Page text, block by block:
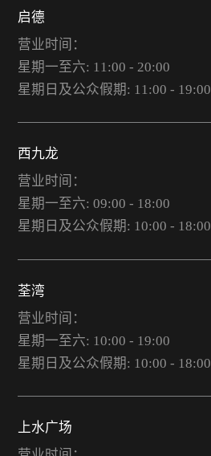
启德
营业时间：
星期一至六: 11:00 - 20:00
星期日及公众假期: 11:00 - 19:00
西九龙
营业时间：
星期一至六: 09:00 - 18:00
星期日及公众假期: 10:00 - 18:00
荃湾
营业时间：
星期一至六: 10:00 - 19:00
星期日及公众假期: 10:00 - 18:00
上水广场